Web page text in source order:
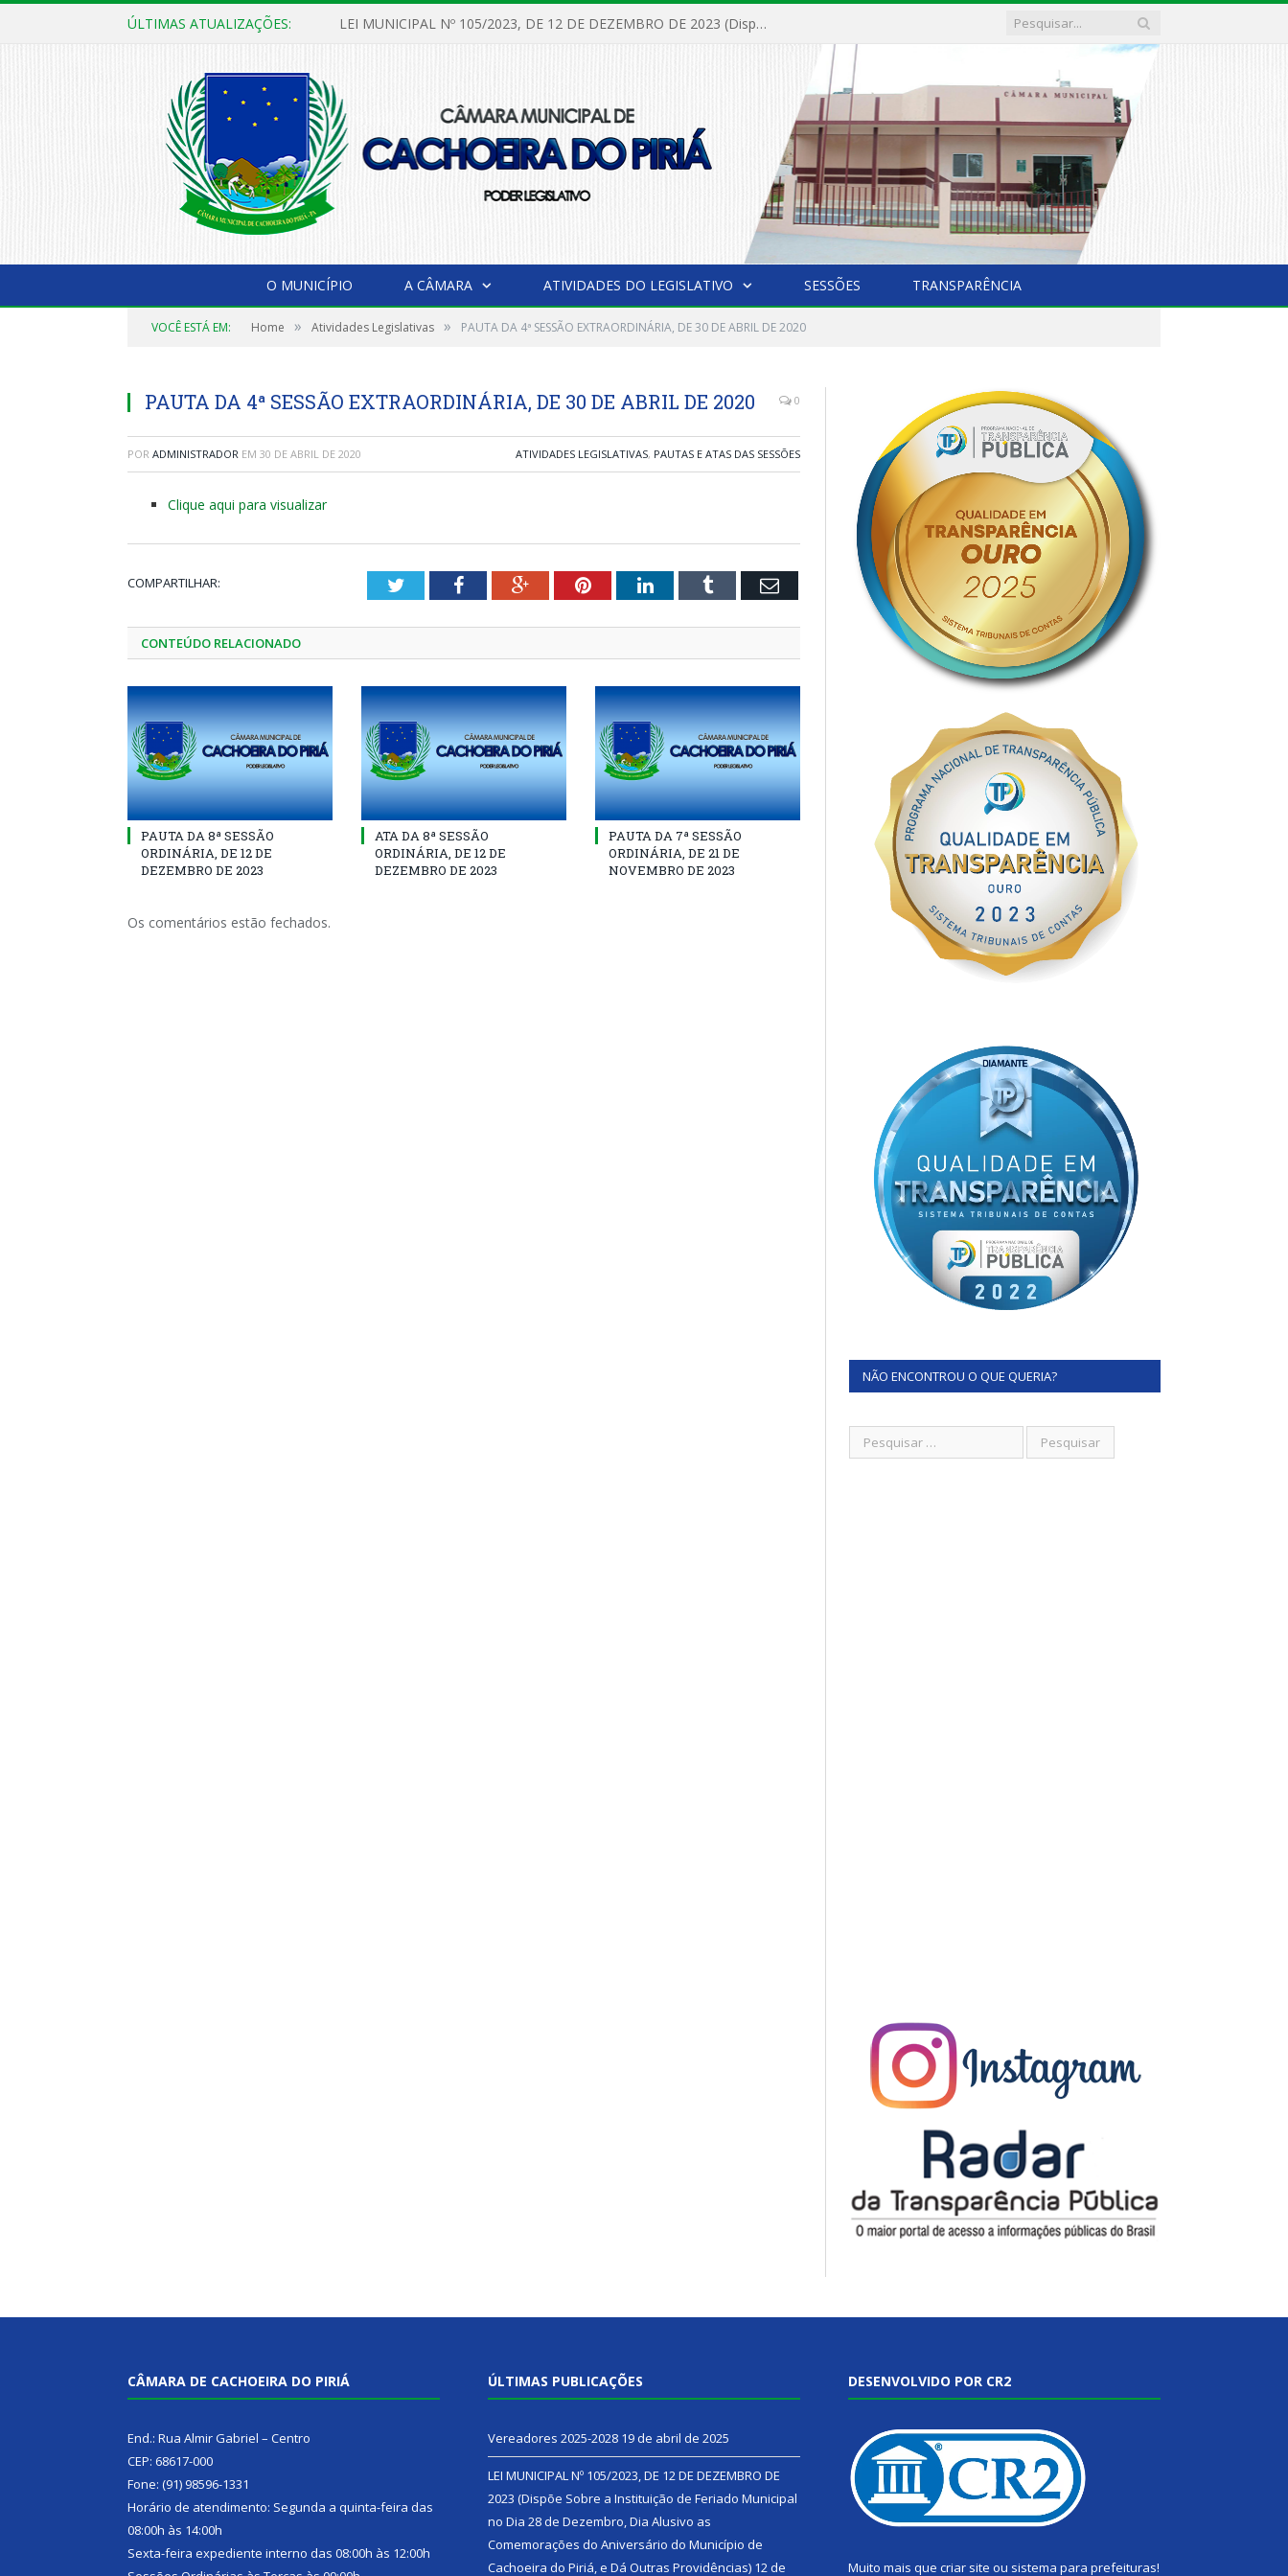
ÚLTIMAS ATUALIZAÇÕES: LEI MUNICIPAL Nº 105/2023, DE 12 DE DEZEMBRO DE 2023 (Dispõe Sobre a Instituição de Feriado Municipal no Dia 28 de Dezembro, Dia Alusivo as Comemorações do Aniversário do Município de Cachoeira do Piriá, e Dá Outras Providências)
O MUNICÍPIO A CÂMARA ATIVIDADES DO LEGISLATIVO SESSÕES TRANSPARÊNCIA
VOCÊ ESTÁ EM: Home » Atividades Legislativas » PAUTA DA 4ª SESSÃO EXTRAORDINÁRIA, DE 30 DE ABRIL DE 2020
PAUTA DA 4ª SESSÃO EXTRAORDINÁRIA, DE 30 DE ABRIL DE 2020 0
POR ADMINISTRADOR EM 30 DE ABRIL DE 2020 ATIVIDADES LEGISLATIVAS, PAUTAS E ATAS DAS SESSÕES
Clique aqui para visualizar
COMPARTILHAR: TwitterFacebookGoogle+PinterestLinkedInTumblr Email
CONTEÚDO RELACIONADO
PAUTA DA 8ª SESSÃO
ORDINÁRIA, DE 12 DE
DEZEMBRO DE 2023
ATA DA 8ª SESSÃO
ORDINÁRIA, DE 12 DE
DEZEMBRO DE 2023
PAUTA DA 7ª SESSÃO
ORDINÁRIA, DE 21 DE
NOVEMBRO DE 2023
Os comentários estão fechados.
NÃO ENCONTROU O QUE QUERIA?
CÂMARA DE CACHOEIRA DO PIRIÁ
End.: Rua Almir Gabriel – Centro
CEP: 68617-000
Fone: (91) 98596-1331
Horário de atendimento: Segunda a quinta-feira das
08:00h às 14:00h
Sexta-feira expediente interno das 08:00h às 12:00h
ÚLTIMAS PUBLICAÇÕES
Vereadores 2025-2028 19 de abril de 2025
LEI MUNICIPAL Nº 105/2023, DE 12 DE DEZEMBRO DE
2023 (Dispõe Sobre a Instituição de Feriado Municipal
no Dia 28 de Dezembro, Dia Alusivo as
Comemorações do Aniversário do Município de
Cachoeira do Piriá, e Dá Outras Providências) 12 de
DESENVOLVIDO POR CR2
Muito mais que criar site ou sistema para prefeituras!